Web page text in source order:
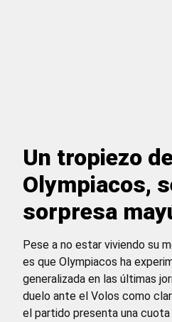
Un tropiezo
Olympiacos,
sorpresa
Pese a no estar viviendo su
es que Olympiacos ha
generalizada en las últimas
duelo ante el Volos como
el partido presenta una cuota